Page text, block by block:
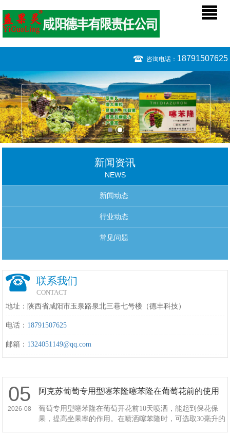
咨询电话： 18791507625
新闻资讯
NEWS
新闻动态
行业动态
常见问题
联系我们
CONTACT
地址：陕西省咸阳市玉泉路泉北三巷七号楼（德丰科技）
电话： 18791507625
邮箱： 1324051149@qq.com
05
2026-08
阿克苏葡萄专用型噻苯隆噻苯隆在葡萄花前的使用
方法
葡萄专用型噻苯隆在葡萄开花前10天喷洒，能起到保花保
果，提高坐果率的作用。在喷洒噻苯隆时，可选取30毫升的